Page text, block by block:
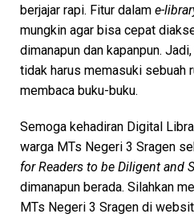
berjajar rapi. Fitur dalam e-
mungkin agar bisa cepat
dimanapun dan kapanpun.
tidak harus memasuki sebuah
membaca buku-buku.
Semoga kehadiran Digital
warga MTs Negeri 3 Sragen
for Readers to be Diligent and
dimanapun berada. Silahkan
MTs Negeri 3 Sragen di